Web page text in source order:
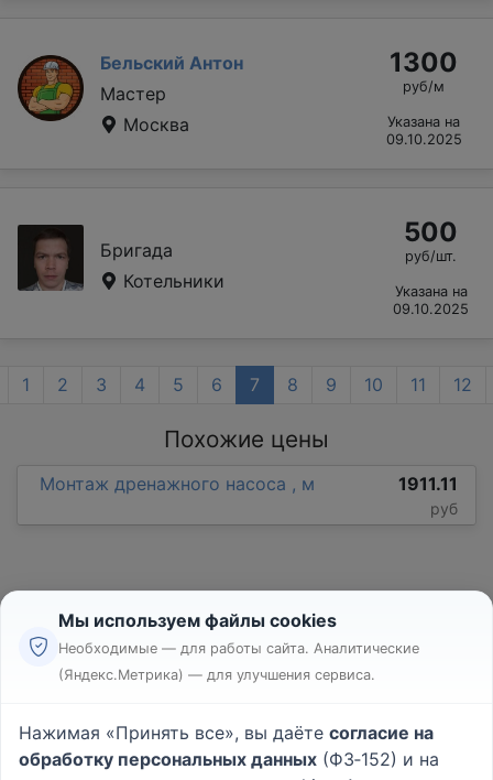
Бельский Антон
Мастер
Москва
1300
руб/м
Указана на
09.10.2025
Бригада
Котельники
500
руб/шт.
Указана на
09.10.2025
1 2 3 4 5 6 7 8 9 10 11 12
Похожие цены
Монтаж дренажного насоса , м 1911.11
руб
Реклама
Пользовательское соглашение
Политика конфиденциальности
Мы используем файлы cookies
Необходимые — для работы сайта. Аналитические
(Яндекс.Метрика) — для улучшения сервиса.
Нажимая «Принять все», вы даёте согласие на
обработку персональных данных (ФЗ‑152) и на